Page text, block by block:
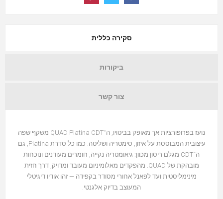
סקירה כללית
ביקורות
צור קשר
נועז בפרופורציות אך מאופק בביטויו, ה־QUAD Platina CDT משקף שפה
עיצובית המבוססת על איזון, סימטריה ושליטה. כמו כל סדרת Platina, גם
ה־CDT מגלם ריסון מכוון: גיאומטריה נקייה, חומרים מעודנים ונוכחות
מובהקת של QUAD. מהפקדים מאלומיניום מעובד ומדויק, דרך חזית
מינימליסטית ועד לפאנל אחורי מסודר בקפידה — זהו אודיו דיגיטלי
המעוצב בדיוק אלגנטי.